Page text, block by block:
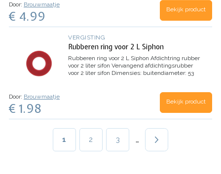
Door: Brouwmaatje
€ 4.99 Bekijk product
VERGISTING
Rubberen ring voor 2 L Siphon
Rubberen ring voor 2 L Siphon Afdichtring rubber
voor 2 liter sifon Vervangend afdichtingsrubber
voor 2 liter sifon Dimensies: buitendiameter: 53
Door: Brouwmaatje
€ 1.98 Bekijk product
Huidige
1 Page
2 Page
3 …